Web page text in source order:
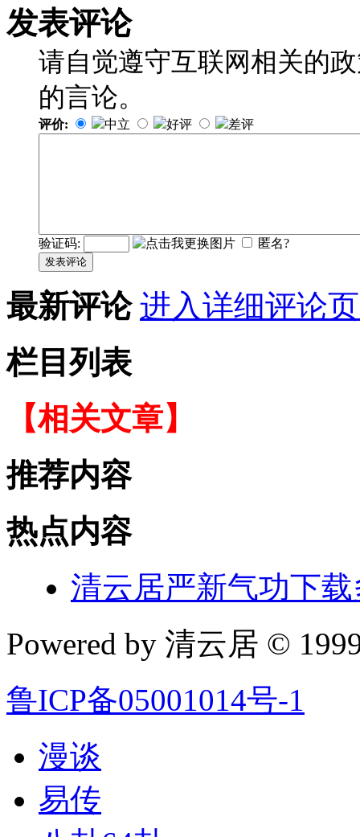
发表评论
请自觉遵守互联网相关的
的言论。
评价: 中立 好评 差评
验证码: 匿名?
发表评论
最新评论 进入详细评论
栏目列表
【相关文章】
推荐内容
热点内容
清云居严新气功下
Powered by 清云居 ©
鲁ICP备05001014号-1
漫谈
易传